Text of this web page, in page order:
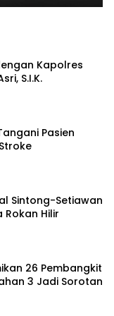
Kapolres
S.I.K.
Pasien
Sintong-Setiawan
Hilir
26 Pembangkit
3 Jadi Sorotan